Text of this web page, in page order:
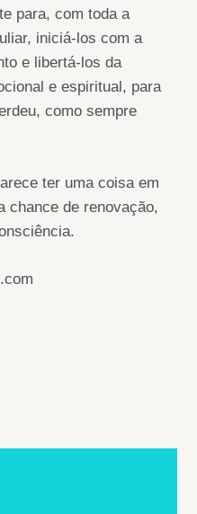
para, com toda a
iniciá-los com a
e libertá-los da
e espiritual, para
como sempre
ter uma coisa em
chance de renovação,